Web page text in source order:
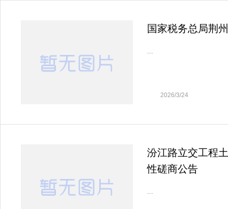
国家税务总局荆
...
2026/3/24
汾江路立交工程
性磋商公告
...